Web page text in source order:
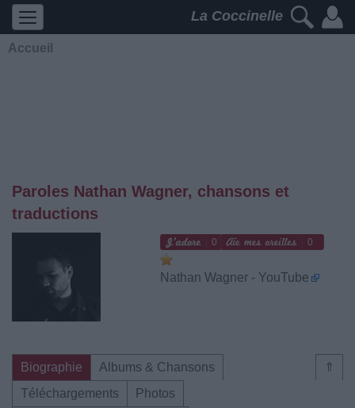
La Coccinelle
Accueil
Paroles Nathan Wagner, chansons et
traductions
0 0
Nathan Wagner - YouTube
⇑
Biographie
Albums & Chansons
Téléchargements
Photos